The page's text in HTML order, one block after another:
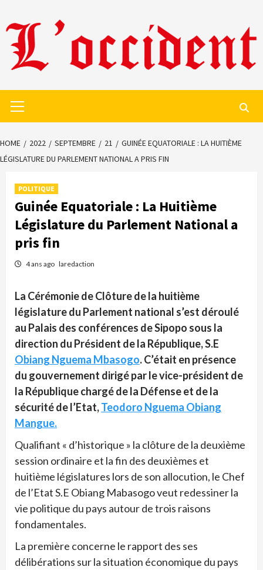
to
content
Menu
HOME 2022 SEPTEMBRE 21
GUINÉE EQUATORIALE : LA HUITIÈME
LÉGISLATURE DU PARLEMENT NATIONAL A PRIS FIN
POLITIQUE
Guinée Equatoriale : La Huitième
Législature du Parlement National a
pris fin
4 ans ago laredaction
La Cérémonie de Clôture de la huitième
législature du Parlement national s’est déroulé
au Palais des conférences de Sipopo sous la
direction du Président de la République, S.E
Obiang Nguema Mbasogo. C’était en présence
du gouvernement dirigé par le vice-président de
la République chargé de la Défense et de la
sécurité de l’Etat,Teodoro Nguema Obiang
Mangue.
Qualifiant « d’historique » la clôture de la deuxième
session ordinaire et la fin des deuxièmes et
huitième législatures lors de son allocution, le Chef
de l’Etat S.E Obiang Mabasogo veut redessiner la
vie politique du pays autour de trois raisons
fondamentales.
La première concerne le rapport des ses
délibérations sur la situation économique du pays